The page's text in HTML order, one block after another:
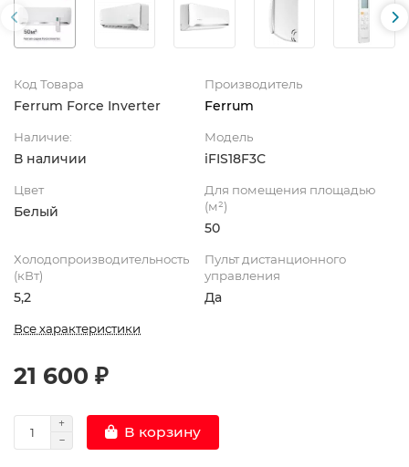
Код Товара
Ferrum Force Inverter
Производитель
Ferrum
Наличие:
В наличии
Модель
iFIS18F3С
Цвет
Белый
Для помещения площадью
(м²)
50
Холодопроизводительность
(кВт)
5,2
Пульт дистанционного
управления
Да
Все характеристики
21 600 ₽
В корзину